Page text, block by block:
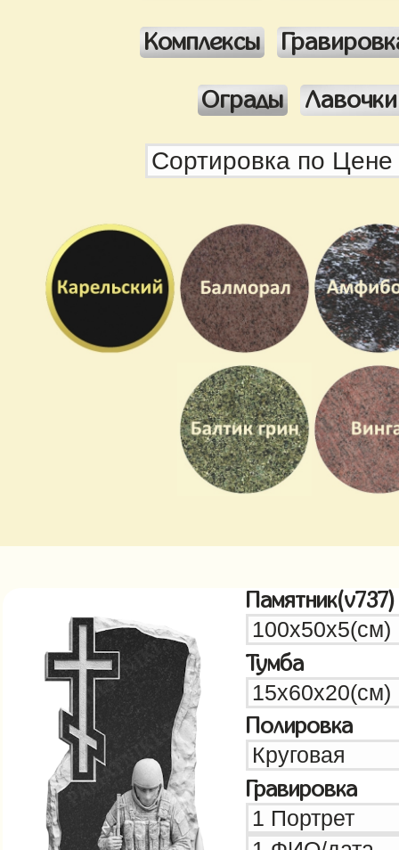
Комплексы
Ограды
Памятник(v737)
Тумба
Полировка
Гравировка